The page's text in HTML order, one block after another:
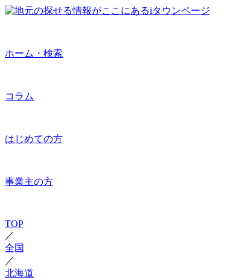
ホーム・検索
コラム
はじめての方
事業主の方
TOP
／
全国
／
北海道